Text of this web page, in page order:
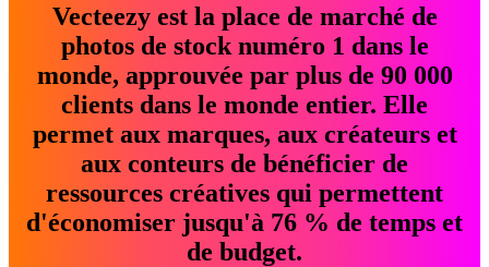
Vecteezy est la place de marché de
photos de stock numéro 1 dans le
monde, approuvée par plus de 90 000
clients dans le monde entier. Elle
permet aux marques, aux créateurs et
aux conteurs de bénéficier de
ressources créatives qui permettent
d'économiser jusqu'à 76 % de temps et
de budget.